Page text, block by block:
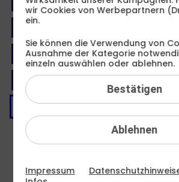
Mobilfunk
Mobilfunk-Geräte
Vertrag
Bestellung
wir Cookies von Werbepartnern
ein.
Ablehnen
Sie können die Verwendung von
Ausnahme der Kategorie
einzeln auswählen oder ablehnen.
Bestätigen
Impressum